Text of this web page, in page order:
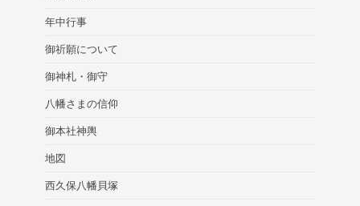
年中行事
御祈願について
御神札・御守
八幡さまの信仰
御本社神輿
地図
西久保八幡貝塚